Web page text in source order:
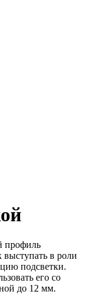
профиль
в роли
подсветки.
его со
до 12 мм.